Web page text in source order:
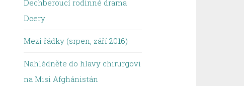
Dechberoucí rodinné drama
Dcery
Mezi řádky (srpen, září 2016)
Nahlédněte do hlavy chirurgovi
na Misi Afghánistán